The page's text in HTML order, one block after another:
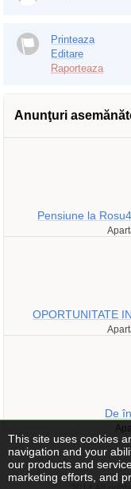
Printeaza
Editare
Raporteaza
Anunţuri
Pensiune la
OPORTUNITATE
De
This site uses cookies
navigation and your
our products and
marketing efforts, and